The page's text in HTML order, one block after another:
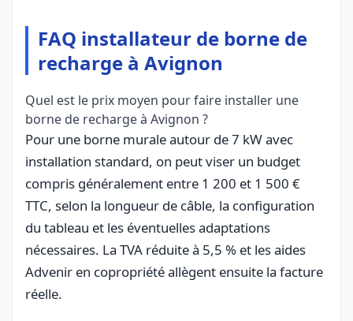
FAQ installateur de borne de
recharge à Avignon
Quel est le prix moyen pour faire installer une
borne de recharge à Avignon ?
Pour une borne murale autour de 7 kW avec
installation standard, on peut viser un budget
compris généralement entre 1 200 et 1 500 €
TTC, selon la longueur de câble, la configuration
du tableau et les éventuelles adaptations
nécessaires. La TVA réduite à 5,5 % et les aides
Advenir en copropriété allègent ensuite la facture
réelle.